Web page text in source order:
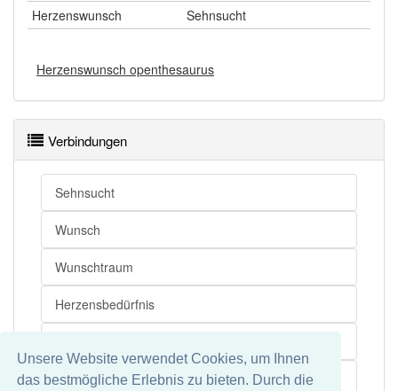
Unsere Website verwendet Cookies, um Ihnen
das bestmögliche Erlebnis zu bieten. Durch die
Herzenswunsch
Sehnsucht
Herzenswunsch openthesaurus
Verbindungen
Sehnsucht
Wunsch
Wunschtraum
Herzensbedürfnis
Herzenssache